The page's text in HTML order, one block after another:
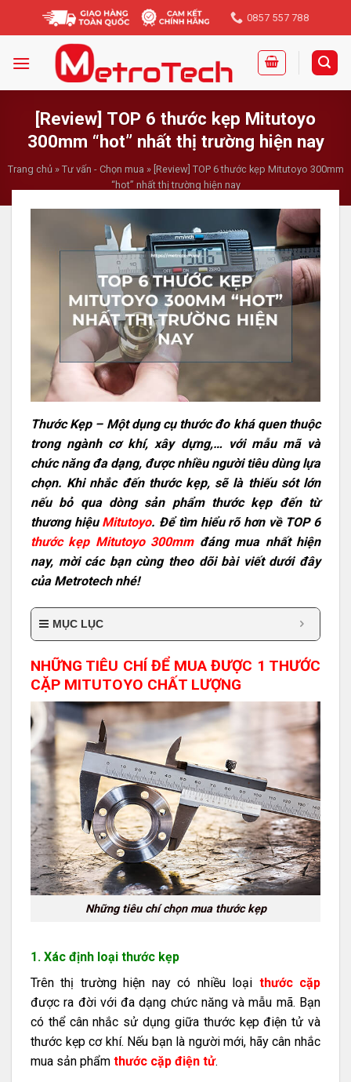
0857 557 788
[Review] TOP 6 thước kẹp Mitutoyo
300mm “hot” nhất thị trường hiện nay
Trang chủ» Tư vấn - Chọn mua » [Review] TOP 6 thước kẹp Mitutoyo 300mm
“hot” nhất thị trường hiện nay
Thước Kẹp – Một dụng cụ thước đo khá quen thuộc
trong ngành cơ khí, xây dựng,… với mẫu mã và
chức năng đa dạng, được nhiều người tiêu dùng lựa
chọn. Khi nhắc đến thước kẹp, sẽ là thiếu sót lớn
nếu bỏ qua dòng sản phẩm thước kẹp đến từ
thương hiệu Mitutoyo. Để tìm hiểu rõ hơn về TOP 6
thước kẹp Mitutoyo 300mmđáng mua nhất hiện
nay, mời các bạn cùng theo dõi bài viết dưới đây
của Metrotech nhé!
MỤC LỤC
NHỮNG TIÊU CHÍ ĐỂ MUA ĐƯỢC 1 THƯỚC
CẶP MITUTOYO CHẤT LƯỢNG
Những tiêu chí chọn mua thước kẹp
1. Xác định loại thước kẹp
Trên thị trường hiện nay có nhiều loại thước cặp
được ra đời với đa dạng chức năng và mẫu mã. Bạn
có thể cân nhắc sử dụng giữa thước kẹp điện tử và
thước kẹp cơ khí. Nếu bạn là người mới, hãy cân nhắc
mua sản phẩm thước cặp điện tử.